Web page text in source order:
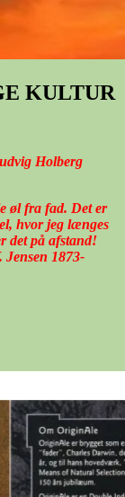
KULTUR
Holberg
øl fra fad. Det er
hvor jeg længes
det på afstand!
1873-